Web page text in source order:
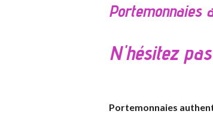
Portemonnaies
N'hésitez
Portemonnaies